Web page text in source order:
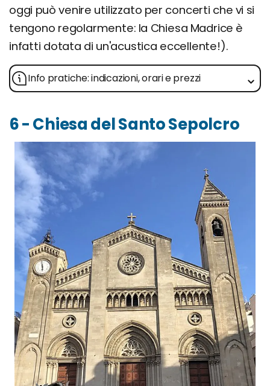
oggi può venire utilizzato per concerti che vi si
tengono regolarmente: la Chiesa Madrice è
infatti dotata di un'acustica eccellente!).
Info pratiche: indicazioni, orari e prezzi
6 - Chiesa del Santo Sepolcro